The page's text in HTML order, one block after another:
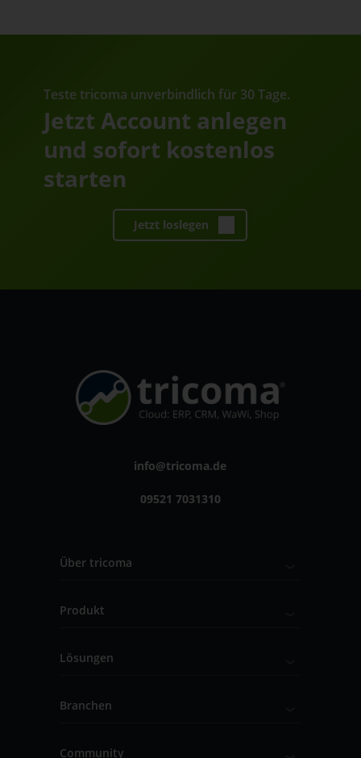
Teste tricoma unverbindlich für 30 Tage.
Jetzt Account anlegen
und sofort kostenlos
starten
Jetzt loslegen
info@tricoma.de
09521 7031310
Über tricoma
Produkt
Lösungen
Branchen
Community